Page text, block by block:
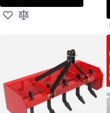
Aggiungi alla lista desideri
Aggiungi al confronto